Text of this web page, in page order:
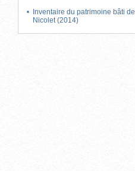
Inventaire du patrimoine bâti de
Nicolet (2014)